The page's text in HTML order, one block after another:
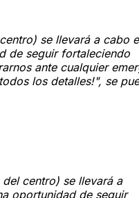
se llevará a cabo
de seguir fortaleciendo
ante cualquier
los detalles!", se
del centro) se llevará a
oportunidad de seguir